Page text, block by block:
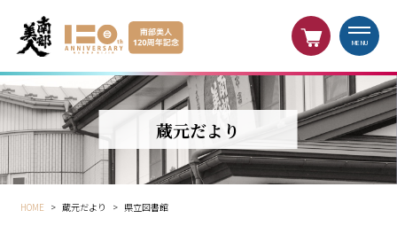
MENU
蔵元だより
HOME > 蔵元だより > 県立図書館